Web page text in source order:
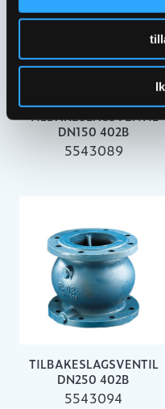
TILBAKESLAGSVENTIL
DN150 402B
5543089
TILBAKESLAGSVENTIL
DN250 402B
5543094